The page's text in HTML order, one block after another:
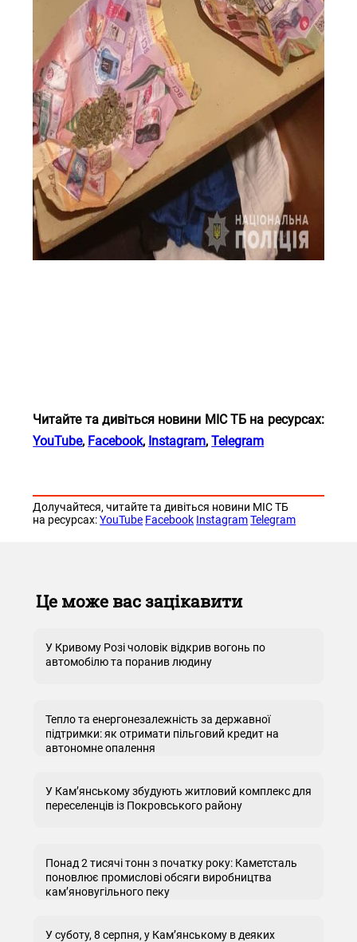
Читайте та дивіться новини МІС ТБ на ресурсах:
YouTube, Facebook, Instagram, Telegram
Долучайтеся, читайте та дивіться новини МІС ТБ
на ресурсах:YouTube Facebook Instagram Telegram
Це може вас зацікавити
У Кривому Розі чоловік відкрив вогонь по
автомобілю та поранив людину
Тепло та енергонезалежність за державної
підтримки: як отримати пільговий кредит на
автономне опалення
У Кам’янському збудують житловий комплекс для
переселенців із Покровського району
Понад 2 тисячі тонн з початку року: Каметсталь
поновлює промислові обсяги виробництва
кам’яновугільного пеку
У суботу, 8 серпня, у Кам’янському в деяких